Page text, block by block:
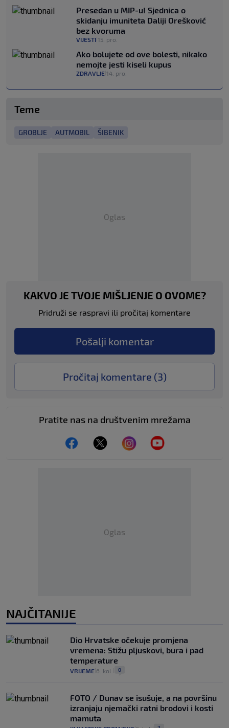
Presedan u MIP-u! Sjednica o
skidanju imuniteta Daliji Orešković
bez kvoruma
VIJESTI 15. pro.
Ako bolujete od ove bolesti, nikako
nemojte jesti kiseli kupus
ZDRAVLJE 14. pro.
Teme
GROBLJE AUTMOBIL ŠIBENIK
Oglas
KAKVO JE TVOJE MIŠLJENJE O OVOME?
Pridruži se raspravi ili pročitaj komentare
Pošalji komentar
Pročitaj komentare (3)
Pratite nas na društvenim mrežama
Oglas
NAJČITANIJE
Dio Hrvatske očekuje promjena
vremena: Stižu pljuskovi, bura i pad
temperature
VRIJEME 6. kol. 0
FOTO / Dunav se isušuje, a na površinu
izranjaju njemački ratni brodovi i kosti
mamuta